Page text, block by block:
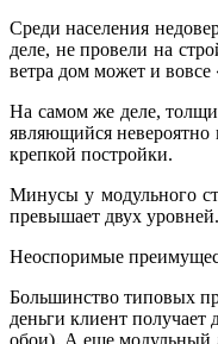
Среди населения
деле, не провели на
ветра дом может и вовсе
На самом же деле,
являющийся невероятно
крепкой постройки.
Минусы у модульного
превышает двух
Неоспоримые
Большинство типовых
деньги клиент
обои). А еще модульный